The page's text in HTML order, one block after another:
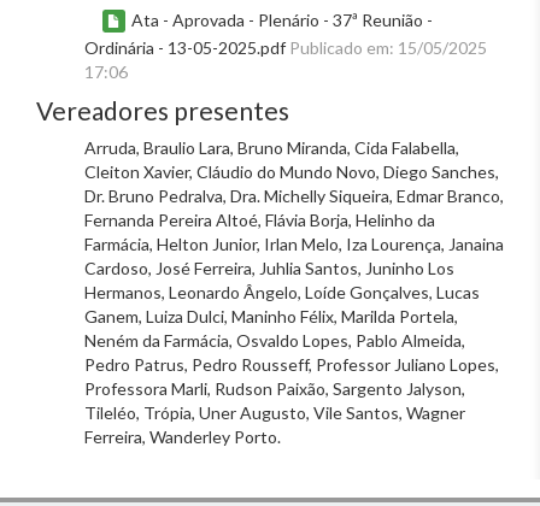
Ata - Aprovada - Plenário - 37ª Reunião -
Ordinária - 13-05-2025.pdf Publicado em: 15/05/2025
17:06
Vereadores presentes
Arruda, Braulio Lara, Bruno Miranda, Cida Falabella,
Cleiton Xavier, Cláudio do Mundo Novo, Diego Sanches,
Dr. Bruno Pedralva, Dra. Michelly Siqueira, Edmar Branco,
Fernanda Pereira Altoé, Flávia Borja, Helinho da
Farmácia, Helton Junior, Irlan Melo, Iza Lourença, Janaina
Cardoso, José Ferreira, Juhlia Santos, Juninho Los
Hermanos, Leonardo Ângelo, Loíde Gonçalves, Lucas
Ganem, Luiza Dulci, Maninho Félix, Marilda Portela,
Neném da Farmácia, Osvaldo Lopes, Pablo Almeida,
Pedro Patrus, Pedro Rousseff, Professor Juliano Lopes,
Professora Marli, Rudson Paixão, Sargento Jalyson,
Tileléo, Trópia, Uner Augusto, Vile Santos, Wagner
Ferreira, Wanderley Porto.